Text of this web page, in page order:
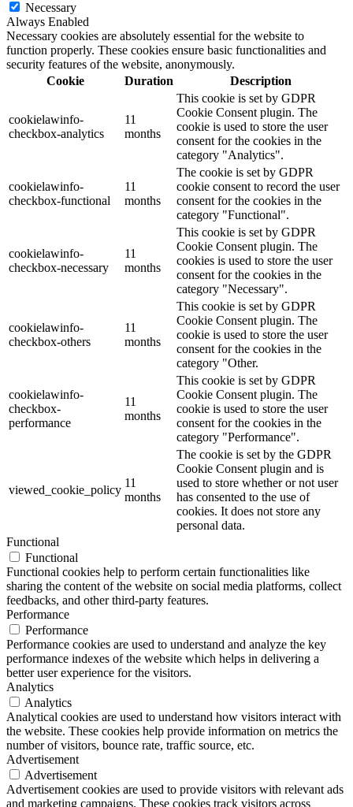
Necessary
Always Enabled
Necessary cookies are absolutely essential for the website to
function properly. These cookies ensure basic functionalities and
security features of the website, anonymously.
Cookie
Duration Description
cookielawinfo-
checkbox-analytics
11
months
This cookie is set by GDPR
Cookie Consent plugin. The
cookie is used to store the user
consent for the cookies in the
category "Analytics".
cookielawinfo-
checkbox-functional
11
months
The cookie is set by GDPR
cookie consent to record the user
consent for the cookies in the
category "Functional".
cookielawinfo-
checkbox-necessary
11
months
This cookie is set by GDPR
Cookie Consent plugin. The
cookies is used to store the user
consent for the cookies in the
category "Necessary".
cookielawinfo-
checkbox-others
11
months
This cookie is set by GDPR
Cookie Consent plugin. The
cookie is used to store the user
consent for the cookies in the
category "Other.
cookielawinfo-
checkbox-
performance
11
months
This cookie is set by GDPR
Cookie Consent plugin. The
cookie is used to store the user
consent for the cookies in the
category "Performance".
viewed_cookie_policy
11
months
The cookie is set by the GDPR
Cookie Consent plugin and is
used to store whether or not user
has consented to the use of
cookies. It does not store any
personal data.
Functional
Functional
Functional cookies help to perform certain functionalities like
sharing the content of the website on social media platforms, collect
feedbacks, and other third-party features.
Performance
Performance
Performance cookies are used to understand and analyze the key
performance indexes of the website which helps in delivering a
better user experience for the visitors.
Analytics
Analytics
Analytical cookies are used to understand how visitors interact with
the website. These cookies help provide information on metrics the
number of visitors, bounce rate, traffic source, etc.
Advertisement
Advertisement
Advertisement cookies are used to provide visitors with relevant ads
and marketing campaigns. These cookies track visitors across